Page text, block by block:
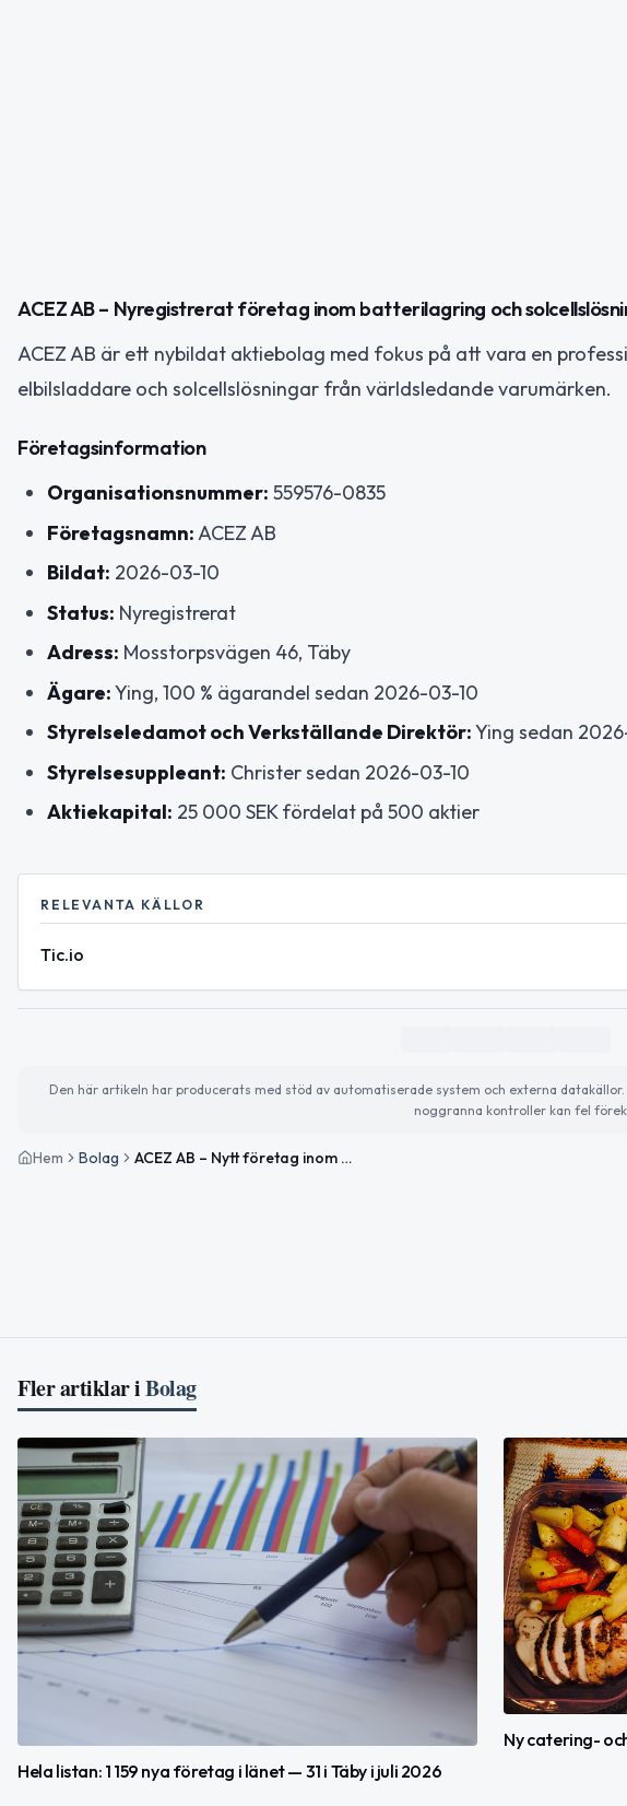
ACEZ AB – Nyregistrerat företag inom batterilagring och
ACEZ AB är ett nybildat aktiebolag med fokus på att vara en
elbilsladdare och solcellslösningar från världsledande varumärken.
Företagsinformation
Organisationsnummer: 559576-0835
Företagsnamn:ACEZ AB
Bildat: 2026-03-10
Status: Nyregistrerat
Adress: Mosstorpsvägen 46, Täby
Ägare:Ying, 100 % ägarandel sedan 2026-03-10
Styrelseledamot och Verkställande Direktör:Ying sedan
Styrelsesuppleant: Christer sedan 2026-03-10
Aktiekapital: 25 000 SEK fördelat på 500 aktier
RELEVANTA KÄLLOR
Tic.io
Den här artikeln har producerats med stöd av automatiserade system och externa
noggranna kontroller kan fel
Hem Bolag ACEZ AB – Nytt företag inom batterilagring och solceller
Fler artiklar iBolag
Hela listan: 1 159 nya företag i länet — 31 i Täby i juli 2026
Ny catering-